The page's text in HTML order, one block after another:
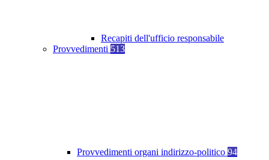
Recapiti dell'ufficio responsabile
Provvedimenti 513
Provvedimenti organi indirizzo-politico 94